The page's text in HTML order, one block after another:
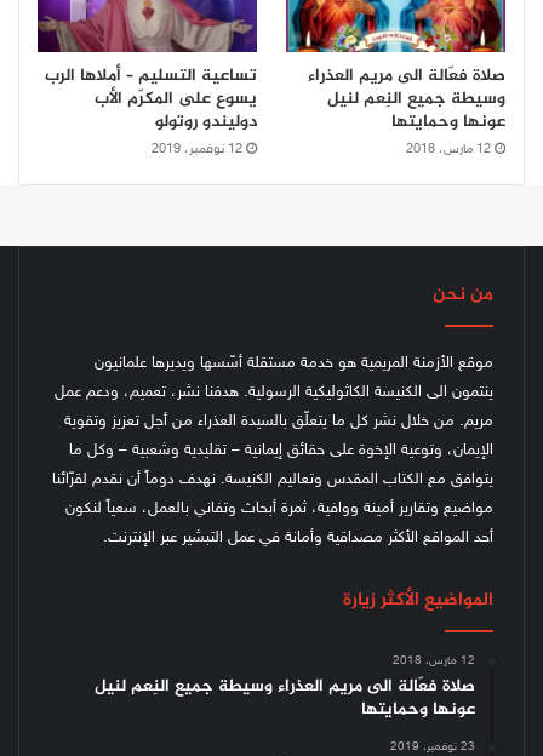
صلاة فعّالة الى مريم العذراء
وسيطة جميع النِعم لنيل
عونها وحمايتها
12 مارس، 2018
تساعية التسليم – أملاها الرب
يسوع على المكرّم الأب
دوليندو روتولو
12 نوفمبر، 2019
من نحن
موقع الأزمنة المريمية هو خدمة مستقلة أسّسها ويديرها علمانيون
ينتمون الى الكنيسة الكاثوليكية الرسولية. هدفنا نشر، تعميم، ودعم عمل
مريم. من خلال نشر كل ما يتعلّق بالسيدة العذراء من أجل تعزيز وتقوية
الإيمان، وتوعية الإخوة على حقائق إيمانية – تقليدية وشعبية – وكل ما
يتوافق مع الكتاب المقدس وتعاليم الكنيسة. نهدف دوماً أن نقدم لقرّائنا
مواضيع وتقارير أمينة ووافية، ثمرة أبحاث وتفاني بالعمل، سعياً لنكون
أحد المواقع الأكثر مصداقية وأمانة في عمل التبشير عبر الإنترنت.
المواضيع الأكثر زيارة
12 مارس، 2018
صلاة فعّالة الى مريم العذراء وسيطة جميع النِعم لنيل
عونها وحمايتها
23 نوفمبر، 2019